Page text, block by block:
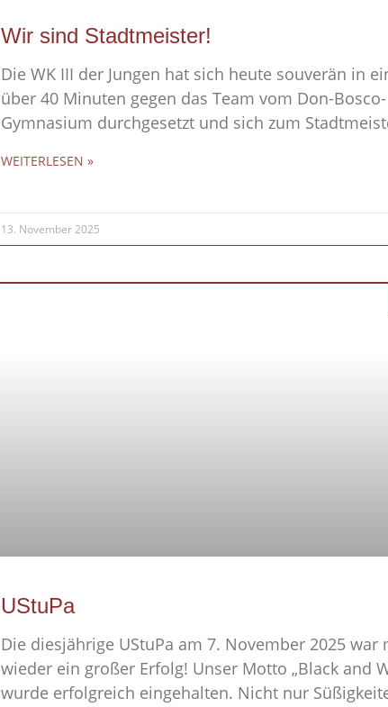
Wir sind Stadtmeister!
Die WK III der Jungen hat sich heute souverän in
über 40 Minuten gegen das Team vom Don-Bosco-
Gymnasium durchgesetzt und sich zum
WEITERLESEN »
13. November 2025
UStuPa
Die diesjährige UStuPa am 7. November 2025 war
wieder ein großer Erfolg! Unser Motto „Black and
wurde erfolgreich eingehalten. Nicht nur